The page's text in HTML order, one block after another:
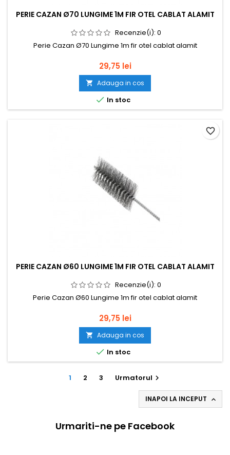
PERIE CAZAN Ø70 LUNGIME 1M FIR OTEL CABLAT ALAMIT
Recenzie(i): 0
Perie Cazan Ø70 Lungime 1m fir otel cablat alamit
Pret
29,75 lei
 Adauga in cos
 In stoc
PERIE CAZAN Ø60 LUNGIME 1M FIR OTEL CABLAT ALAMIT
Recenzie(i): 0
Perie Cazan Ø60 Lungime 1m fir otel cablat alamit
Pret
29,75 lei
 Adauga in cos
 In stoc
favorite_border
1 2 3 Urmatorul 
INAPOI LA INCEPUT 
Urmariti-ne pe Facebook